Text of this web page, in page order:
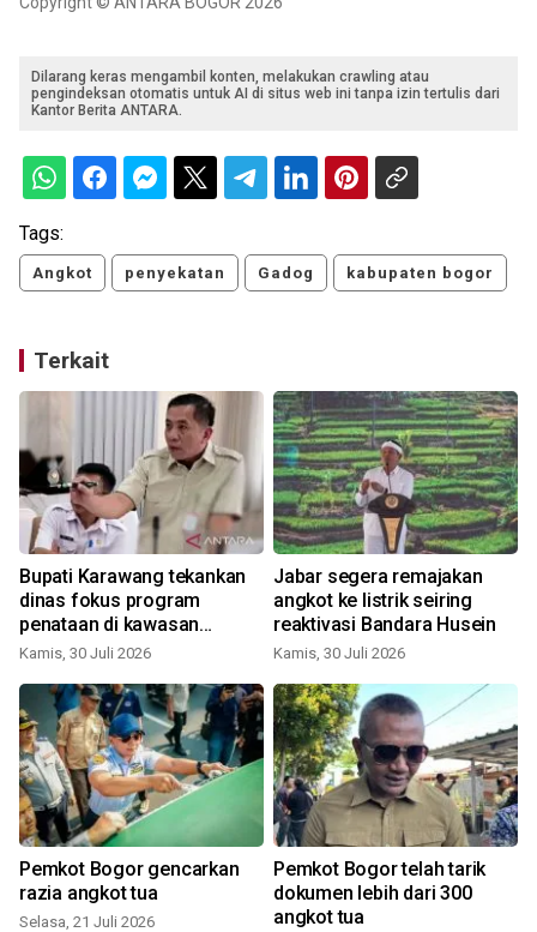
Dilarang keras mengambil konten, melakukan crawling atau
pengindeksan otomatis untuk AI di situs web ini tanpa izin tertulis dari
Kantor Berita ANTARA.
Tags:
Angkot penyekatan Gadog kabupaten bogor
Terkait
Bupati Karawang tekankan
dinas fokus program
penataan di kawasan
Cikampek
Kamis, 30 Juli 2026
Jabar segera remajakan
angkot ke listrik seiring
reaktivasi Bandara Husein
Kamis, 30 Juli 2026
Pemkot Bogor gencarkan
razia angkot tua
Selasa, 21 Juli 2026
Pemkot Bogor telah tarik
dokumen lebih dari 300
angkot tua